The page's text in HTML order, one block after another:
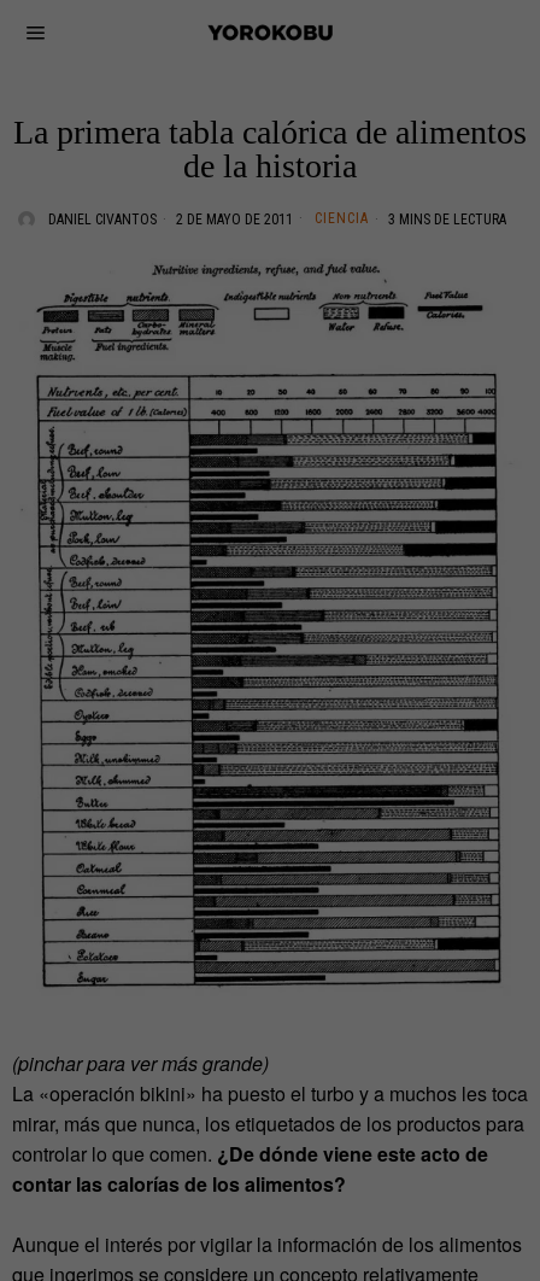
La primera tabla calórica de alimentos
de la historia
DANIEL CIVANTOS 2 DE MAYO DE 2011 CIENCIA 3 MINS DE LECTURA
(pinchar para ver más grande)
La «operación bikini» ha puesto el turbo y a muchos les toca
mirar, más que nunca, los etiquetados de los productos para
controlar lo que comen. ¿De dónde viene este acto de
contar las calorías de los alimentos?
Aunque el interés por vigilar la información de los alimentos
que ingerimos se considere un concepto relativamente